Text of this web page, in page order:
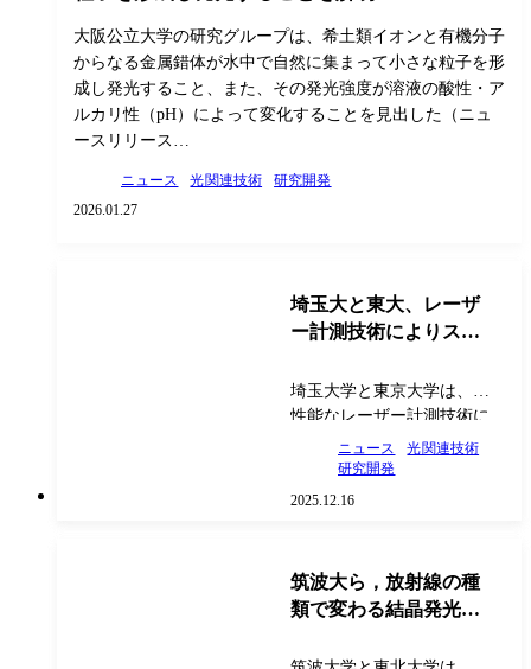
大阪公立大学の研究グループは、希土類イオンと有機分子
からなる金属錯体が水中で自然に集まって小さな粒子を形
成し発光すること、また、その発光強度が溶液の酸性・ア
ルカリ性（pH）によって変化することを見出した（ニュ
ースリリース…
ニュース 光関連技術
研究開発
2026.01.27
埼玉大と東大、レーザ
ー計測技術によりスト
と電界を計測
埼玉大学と東京大学は、高
性能なレーザー計測技術に
より、放電発生初期の超高
速現象（ストリーマ放電）
代半導体の製造プロセスや
宇…
ニュース
光関連技術
研究開発
2025.12.16
筑波大ら，放射線の種
類で変わる結晶発光特